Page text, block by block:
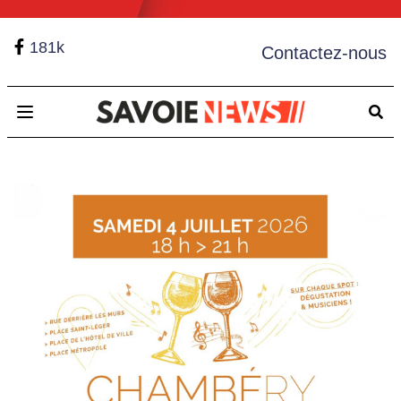
181k Contactez-nous
Open main menu